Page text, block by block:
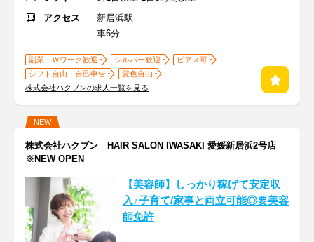
アクセス
新居浜駅
車6分
副業・Ｗワーク歓迎 シルバー歓迎
ピアス可
シフト自由・自己申告
髪色自由
株式会社ハクブンの求人一覧を見る
NEW
株式会社ハクブン HAIR SALON IWASAKI 愛媛新居浜2号店
※NEW OPEN
【美容師】しっかり稼げて安定収
入♪子育て/家事と両立可能◎要美容
師免許